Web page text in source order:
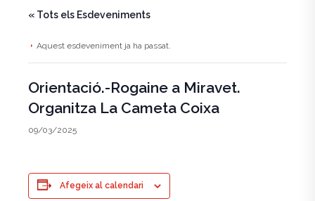
« Tots els Esdeveniments
Aquest esdeveniment ja ha passat.
Orientació.-Rogaine a Miravet.
Organitza La Cameta Coixa
09/03/2025
Afegeix al calendari